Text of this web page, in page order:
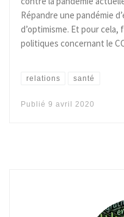
Répandre une pandémie
d’optimisme. Et pour cela,
politiques concernant le
relations santé
Publié 9 avril 2020